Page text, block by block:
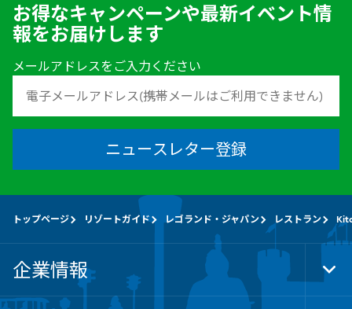
お得なキャンペーンや最新イベント情
報をお届けします
メールアドレスをご入力ください
ニュースレター登録
トップページ リゾートガイド レゴランド・ジャパン レストラン
企業情報